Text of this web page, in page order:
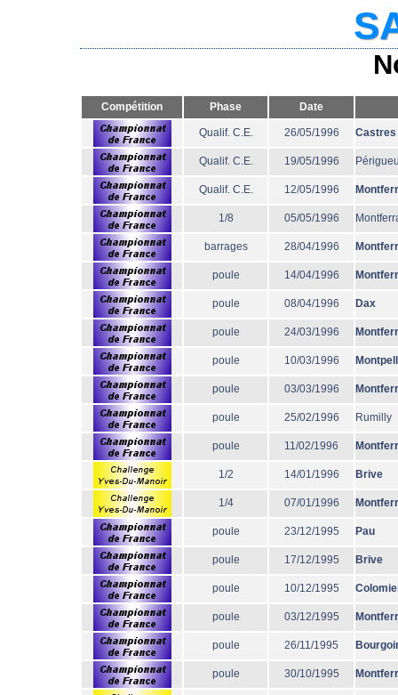
Compétition Phase Date
Qualif. C.E. 26/05/1996 Castres
Qualif. C.E. 19/05/1996
Qualif. C.E. 12/05/1996
1/8 05/05/1996
barrages 28/04/1996
poule 14/04/1996
poule 08/04/1996 Dax
poule 24/03/1996
poule 10/03/1996
poule 03/03/1996
poule 25/02/1996 Rumilly
poule 11/02/1996
1/2 14/01/1996 Brive
1/4 07/01/1996
poule 23/12/1995 Pau
poule 17/12/1995 Brive
poule 10/12/1995
poule 03/12/1995
poule 26/11/1995
poule 30/10/1995